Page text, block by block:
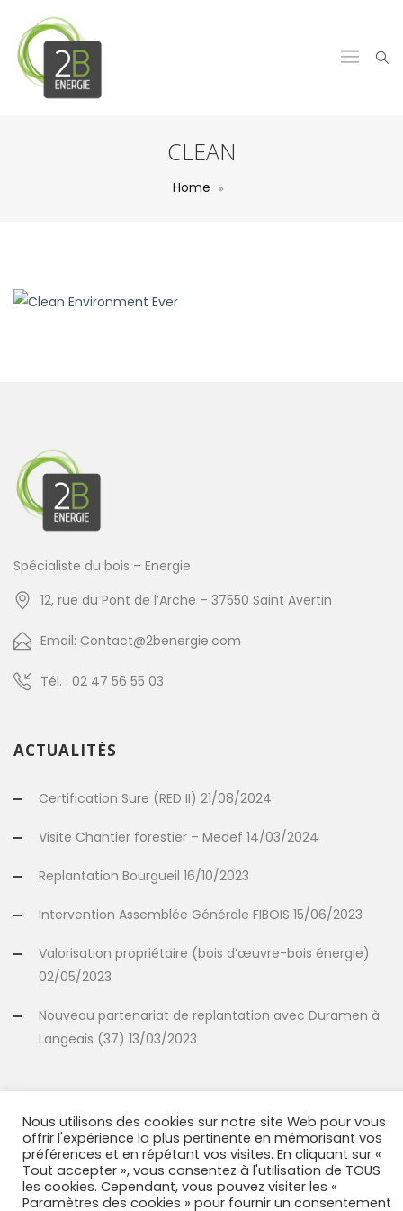
CLEAN
Home
Spécialiste du bois – Energie
12, rue du Pont de l’Arche – 37550 Saint Avertin
Email: Contact@2benergie.com
Tél. : 02 47 56 55 03
ACTUALITÉS
Certification Sure (RED II) 21/08/2024
Visite Chantier forestier – Medef 14/03/2024
Replantation Bourgueil 16/10/2023
Intervention Assemblée Générale FIBOIS 15/06/2023
Valorisation propriétaire (bois d’œuvre-bois énergie)
02/05/2023
Nouveau partenariat de replantation avec Duramen à
Langeais (37) 13/03/2023
Mentions légales
Politique relative aux cookies
Nous utilisons des cookies sur notre site Web pour vous
offrir l'expérience la plus pertinente en mémorisant vos
préférences et en répétant vos visites. En cliquant sur «
Tout accepter », vous consentez à l'utilisation de TOUS
les cookies. Cependant, vous pouvez visiter les «
Paramètres des cookies » pour fournir un consentement